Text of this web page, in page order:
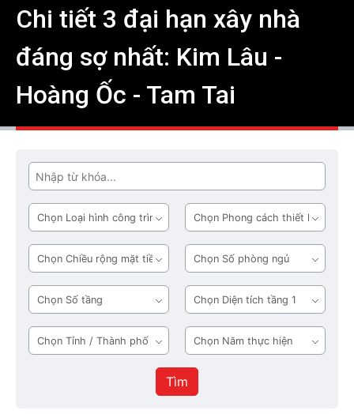
Chi tiết 3 đại hạn xây nhà
đáng sợ nhất: Kim Lâu -
Hoàng Ốc - Tam Tai
Tìm
Loại
hình
công
trình
Phong
cách
thiết
kế
Chiều
rộng
mặt
tiền
Số
phòng
ngủ
Số
tầng
Diện
tích
tầng
1
Tỉnh
/
Năm
thực
hiện
Tìm